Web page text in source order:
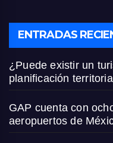
ENTRADAS
¿Puede existir un
planificación
GAP cuenta con
aeropuertos de